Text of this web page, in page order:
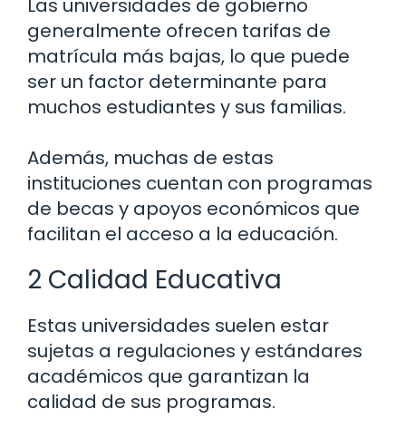
Las universidades de gobierno
generalmente ofrecen tarifas de
matrícula más bajas, lo que puede
ser un factor determinante para
muchos estudiantes y sus familias.
Además, muchas de estas
instituciones cuentan con programas
de becas y apoyos económicos que
facilitan el acceso a la educación.
2 Calidad Educativa
Estas universidades suelen estar
sujetas a regulaciones y estándares
académicos que garantizan la
calidad de sus programas.